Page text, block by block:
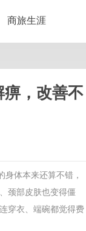
商旅生涯
，改善不
体本来还算不错，
颈部皮肤也变得僵
穿衣、端碗都觉得费